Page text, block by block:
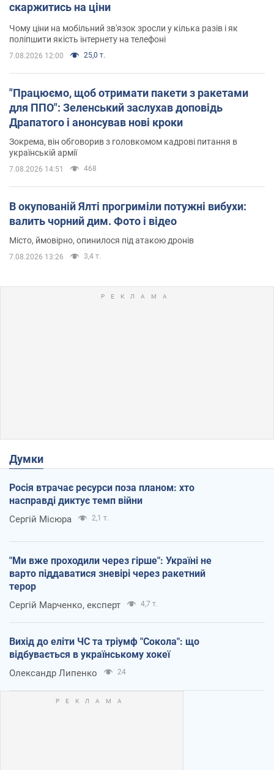
скаржитись на ціни
Чому ціни на мобільний зв'язок зросли у кілька разів і як
поліпшити якість інтернету на телефоні
7.08.2026 12:00 25,0 т.
"Працюємо, щоб отримати пакети з ракетами
для ППО": Зеленський заслухав доповідь
Драпатого і анонсував нові кроки
Зокрема, він обговорив з головкомом кадрові питання в
українській армії
7.08.2026 14:51 468
В окупованій Ялті прогриміли потужні вибухи:
валить чорний дим. Фото і відео
Місто, ймовірно, опинилося під атакою дронів
7.08.2026 13:26 3,4 т.
Думки
Росія втрачає ресурси поза планом: хто
насправді диктує темп війни
Сергій Місюра 2,1 т.
"Ми вже проходили через гірше": Україні не
варто піддаватися зневірі через ракетний
терор
Сергій Марченко, експерт 4,7 т.
Вихід до еліти ЧС та тріумф "Сокола": що
відбувається в українському хокеї
Олександр Липенко 24